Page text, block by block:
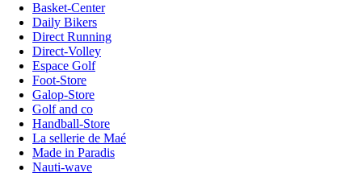
Basket-Center
Daily Bikers
Direct Running
Direct-Volley
Espace Golf
Foot-Store
Galop-Store
Golf and co
Handball-Store
La sellerie de Maé
Made in Paradis
Nauti-wave